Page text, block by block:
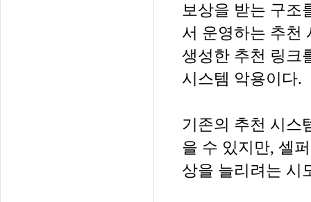
보상을 받는 구조
서 운영하는 추천
생성한 추천 링크
시스템 악용이다.
기존의 추천 시스
을 수 있지만, 셀
상을 늘리려는 시